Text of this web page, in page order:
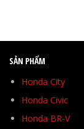
SẢN PHẨM
Honda City
Honda Civic
Honda BR-V